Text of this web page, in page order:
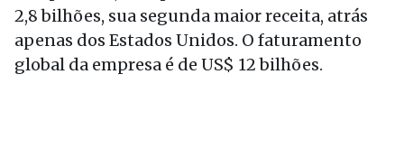
2,8 bilhões, sua segunda maior receita, atrás
apenas dos Estados Unidos. O faturamento
global da empresa é de US$ 12 bilhões.